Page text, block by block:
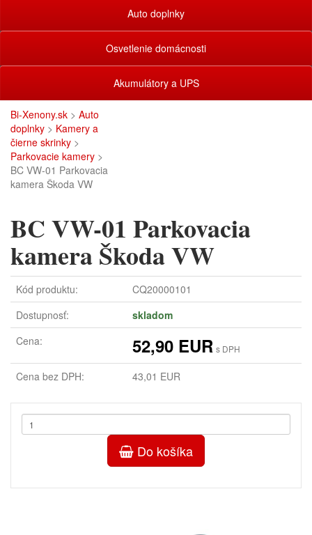
Auto doplnky
Osvetlenie domácnosti
Akumulátory a UPS
Bi-Xenony.sk > Auto
doplnky > Kamery a
čierne skrinky >
Parkovacie kamery >
BC VW-01 Parkovacia
kamera Škoda VW
BC VW-01 Parkovacia
kamera Škoda VW
Kód produktu:
CQ20000101
Dostupnosť:
skladom
Cena:
52,90 EUR s DPH
Cena bez DPH: 43,01 EUR
Do košíka